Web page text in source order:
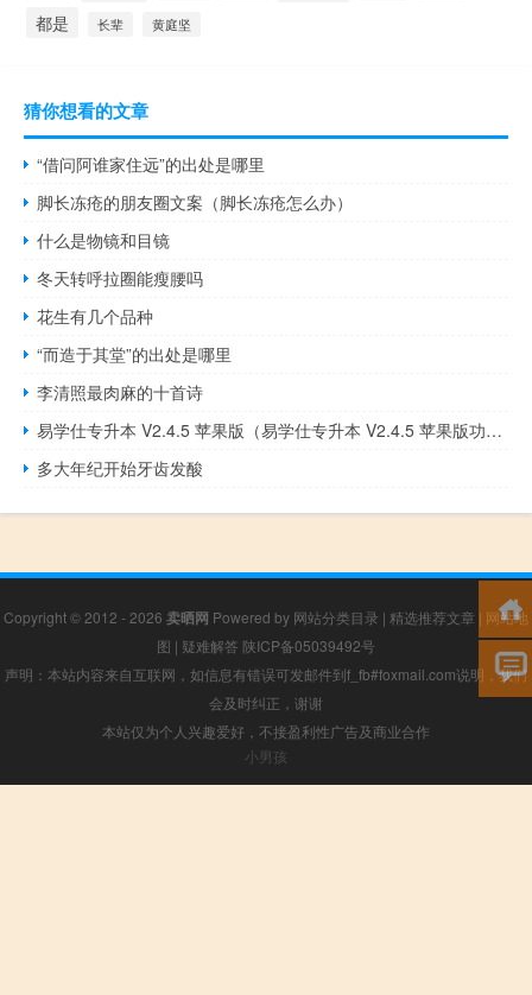
都是 长辈 黄庭坚
猜你想看的文章
“借问阿谁家住远”的出处是哪里
脚长冻疮的朋友圈文案（脚长冻疮怎么办）
什么是物镜和目镜
冬天转呼拉圈能瘦腰吗
花生有几个品种
“而造于其堂”的出处是哪里
李清照最肉麻的十首诗
易学仕专升本 V2.4.5 苹果版（易学仕专升本 V2.4.5 苹果版功能简介）
多大年纪开始牙齿发酸
Copyright © 2012 - 2026 卖晒网 Powered by 网站分类目录 | 精选推荐文章 | 网站地
图 | 疑难解答 陕ICP备05039492号
声明：本站内容来自互联网，如信息有错误可发邮件到f_fb#foxmail.com说明，我们
会及时纠正，谢谢
本站仅为个人兴趣爱好，不接盈利性广告及商业合作
小男孩